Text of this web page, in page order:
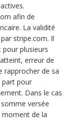
afin de
La validité
stripe.com. Il
plusieurs
erreur de
rapprocher de sa
part pour
Dans le cas
versée
moment de la